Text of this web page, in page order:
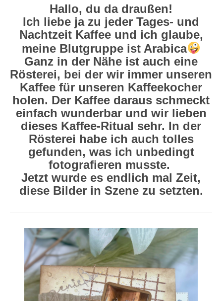
Hallo, du da draußen!
Ich liebe ja zu jeder Tages- und
Nachtzeit Kaffee und ich glaube,
meine Blutgruppe ist Arabica
Ganz in der Nähe ist auch eine
Rösterei, bei der wir immer unseren
Kaffee für unseren Kaffeekocher
holen. Der Kaffee daraus schmeckt
einfach wunderbar und wir lieben
dieses Kaffee-Ritual sehr. In der
Rösterei habe ich auch tolles
gefunden, was ich unbedingt
fotografieren musste.
Jetzt wurde es endlich mal Zeit,
diese Bilder in Szene zu setzten.